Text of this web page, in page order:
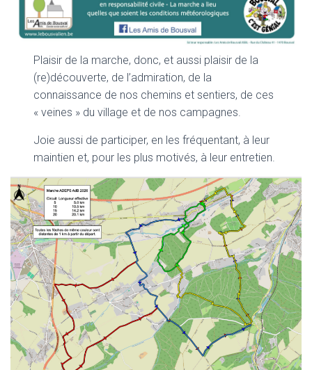
Plaisir de la marche, donc, et aussi plaisir de la
(re)découverte, de l’admiration, de la
connaissance de nos chemins et sentiers, de ces
« veines » du village et de nos campagnes.
Joie aussi de participer, en les fréquentant, à leur
maintien et, pour les plus motivés, à leur entretien.